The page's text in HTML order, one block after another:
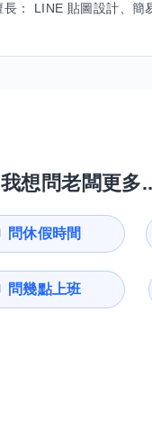
我想問老闆更多
問休假時間
問幾點上班